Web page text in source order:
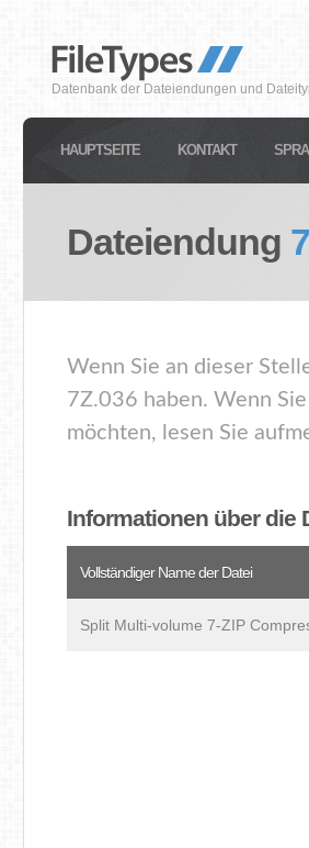
Datenbank der Dateiendungen und
HAUPTSEITE KONTAKT
Dateiendung
Wenn Sie an dieser
7Z.036 haben. Wenn
möchten, lesen Sie
Informationen über die
Vollständiger Name der Datei
Split Multi-volume 7-ZIP